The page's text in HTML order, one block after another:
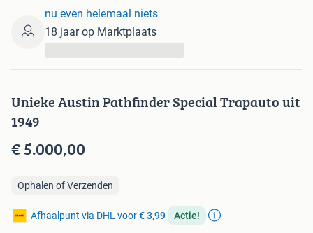
Unieke Austin Pathfinder Special Trapauto uit
1949
€ 5.000,00
Ophalen of Verzenden
Afhaalpunt via DHL voor€ 3,99 Actie!
nu even helemaal niets
18 jaar op Marktplaats